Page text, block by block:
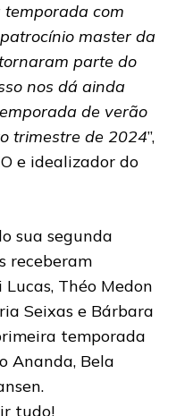
temporada com
master da
parte do
nos dá ainda
de verão
trimestre de 2024”,
e idealizador do
sua segunda
receberam
Théo Medon
Seixas e Bárbara
temporada
Ananda, Bela
tudo!